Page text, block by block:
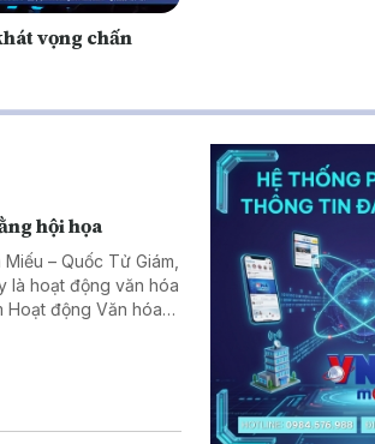
vọng chấn
hội họa
– Quốc Tử Giám,
là hoạt động văn hóa
Hoạt động Văn hóa